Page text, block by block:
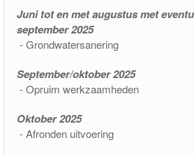
Juni tot en met augustus met
september 2025
- Grondwatersanering
September/oktober 2025
- Opruim werkzaamheden
Oktober 2025
- Afronden uitvoering